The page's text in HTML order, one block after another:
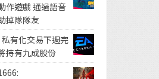
作遊戲 通過語音
掉隊隊友
私有化交易下週完
持有九成股份